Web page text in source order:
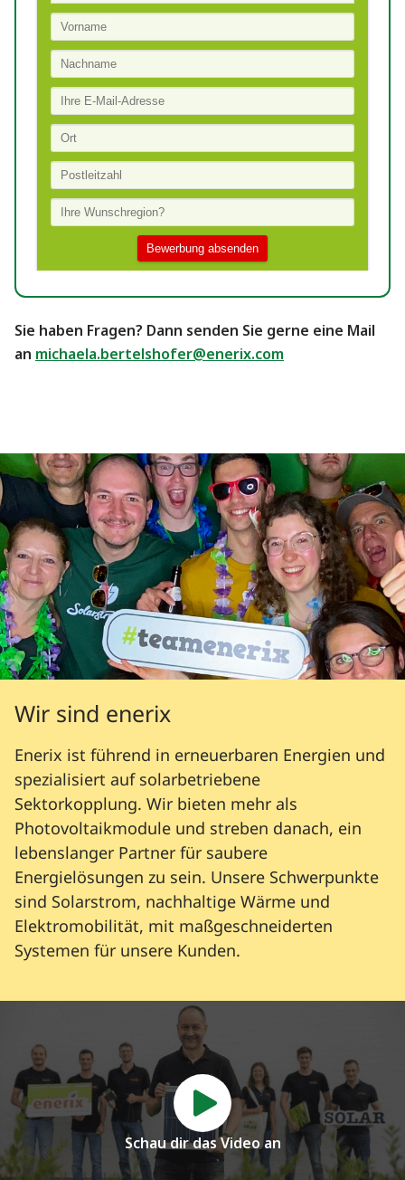
Sie haben Fragen? Dann senden Sie gerne eine Mail
an michaela.bertelshofer@enerix.com
Wir sind enerix
Enerix ist führend in erneuerbaren Energien und
spezialisiert auf solarbetriebene
Sektorkopplung. Wir bieten mehr als
Photovoltaikmodule und streben danach, ein
lebenslanger Partner für saubere
Energielösungen zu sein. Unsere Schwerpunkte
sind Solarstrom, nachhaltige Wärme und
Elektromobilität, mit maßgeschneiderten
Systemen für unsere Kunden.
Schau dir das Video an